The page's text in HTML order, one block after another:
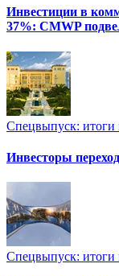
Инвестиции в
37%: CMWP
Спецвыпуск: итоги
Инвесторы
Спецвыпуск: итоги